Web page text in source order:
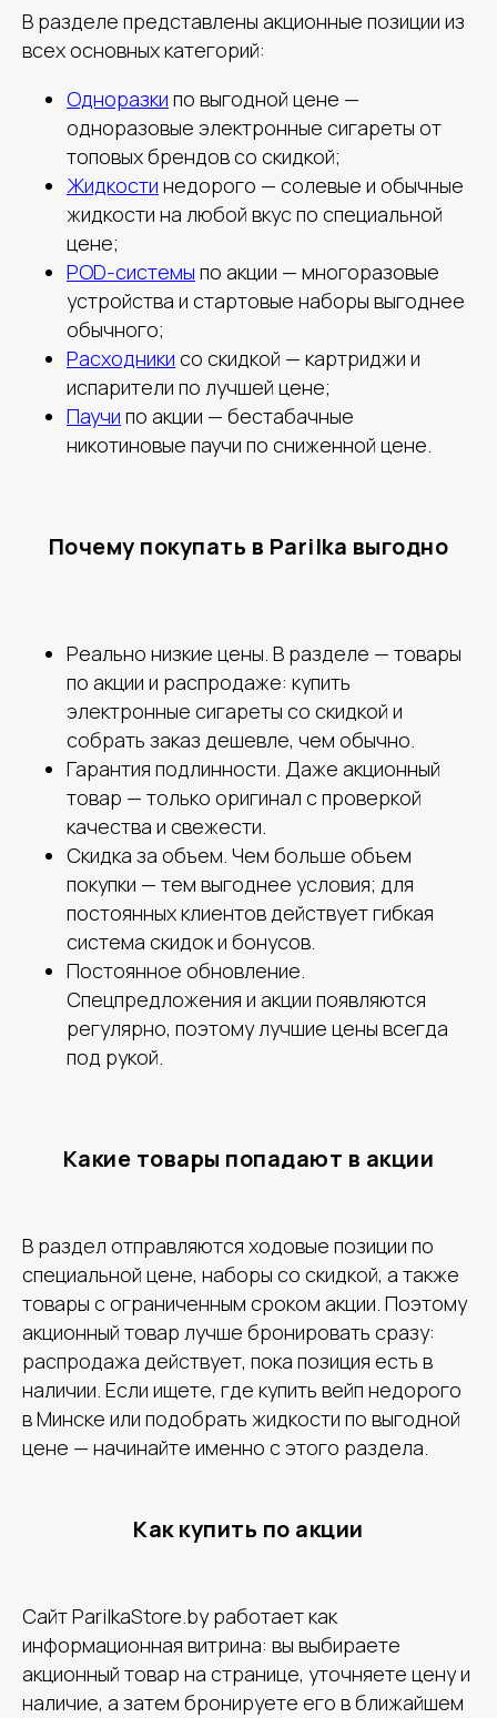
В разделе представлены акционные позиции из
всех основных категорий:
Одноразки по выгодной цене —
одноразовые электронные сигареты от
топовых брендов со скидкой;
Жидкости недорого — солевые и обычные
жидкости на любой вкус по специальной
цене;
POD-системы по акции — многоразовые
устройства и стартовые наборы выгоднее
обычного;
Расходники со скидкой — картриджи и
испарители по лучшей цене;
Паучи по акции — бестабачные
никотиновые паучи по сниженной цене.
Почему покупать в Parilka выгодно
Реально низкие цены. В разделе — товары
по акции и распродаже: купить
электронные сигареты со скидкой и
собрать заказ дешевле, чем обычно.
Гарантия подлинности. Даже акционный
товар — только оригинал с проверкой
качества и свежести.
Скидка за объем. Чем больше объем
покупки — тем выгоднее условия; для
постоянных клиентов действует гибкая
система скидок и бонусов.
Постоянное обновление.
Спецпредложения и акции появляются
регулярно, поэтому лучшие цены всегда
под рукой.
Какие товары попадают в акции
В раздел отправляются ходовые позиции по
специальной цене, наборы со скидкой, а также
товары с ограниченным сроком акции. Поэтому
акционный товар лучше бронировать сразу:
распродажа действует, пока позиция есть в
наличии. Если ищете, где купить вейп недорого
в Минске или подобрать жидкости по выгодной
цене — начинайте именно с этого раздела.
Как купить по акции
Сайт ParilkaStore.by работает как
информационная витрина: вы выбираете
акционный товар на странице, уточняете цену и
наличие, а затем бронируете его в ближайшем